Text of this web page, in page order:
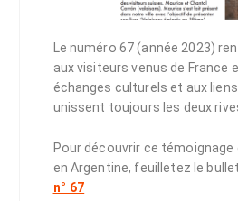
Le numéro 67 (année 2023)
aux visiteurs venus de France
échanges culturels et aux liens
unissent toujours les deux
Pour découvrir ce témoignage
en Argentine, feuilletez le
n° 67